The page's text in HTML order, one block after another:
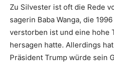
Zu Silvester ist oft die Rede
sagerin Baba Wanga, die
verstorben ist und eine
hersagen hatte. Allerdings
Präsident Trump würde sein